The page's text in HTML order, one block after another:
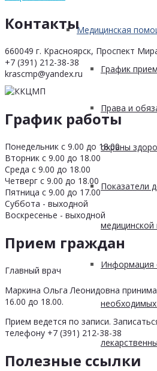
Медицинская
График
Права и
охраны
Показатели
Информация
Контакты
660049 г. Красноярск, Проспект
+7 (391) 212-38-38
krascmp@yandex.ru
График работы
Понедельник с 9.00 до 18.00
Вторник с 9.00 до 18.00
Среда с 9.00 до 18.00
Четверг с 9.00 до 18.00
Пятница с 9.00 до 17.00
Суббота - выходной
Воскресенье - выходной
Прием граждан
Главный врач
Маркина Ольга Леонидовна
16.00 до 18.00.
Прием ведется по записи.
телефону +7 (391) 212-38-38
Полезные ссылки